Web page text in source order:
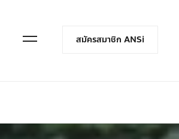
Open Menuสมัครสมาชิก ANSi